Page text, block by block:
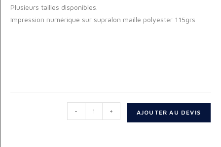
Plusieurs tailles disponibles.
Impression numérique sur supralon maille polyester 115grs
- + AJOUTER AU DEVIS